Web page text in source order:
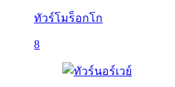
ทัวร์โมร็อกโก
8